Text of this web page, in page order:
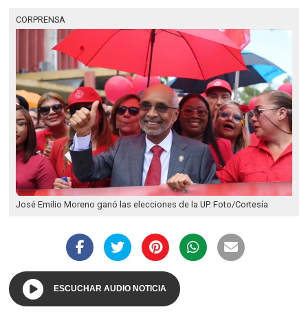
CORPRENSA
José Emilio Moreno ganó las elecciones de la UP. Foto/Cortesía
ESCUCHAR AUDIO NOTICIA